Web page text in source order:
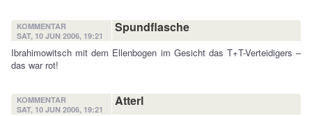
KOMMENTAR
SAT, 10 JUN 2006, 19:21
Spundflasche
Ibrahimowitsch mit dem Ellenbogen im Gesicht das T+T-Verteidigers –
das war rot!
KOMMENTAR
SAT, 10 JUN 2006, 19:21
Atterl